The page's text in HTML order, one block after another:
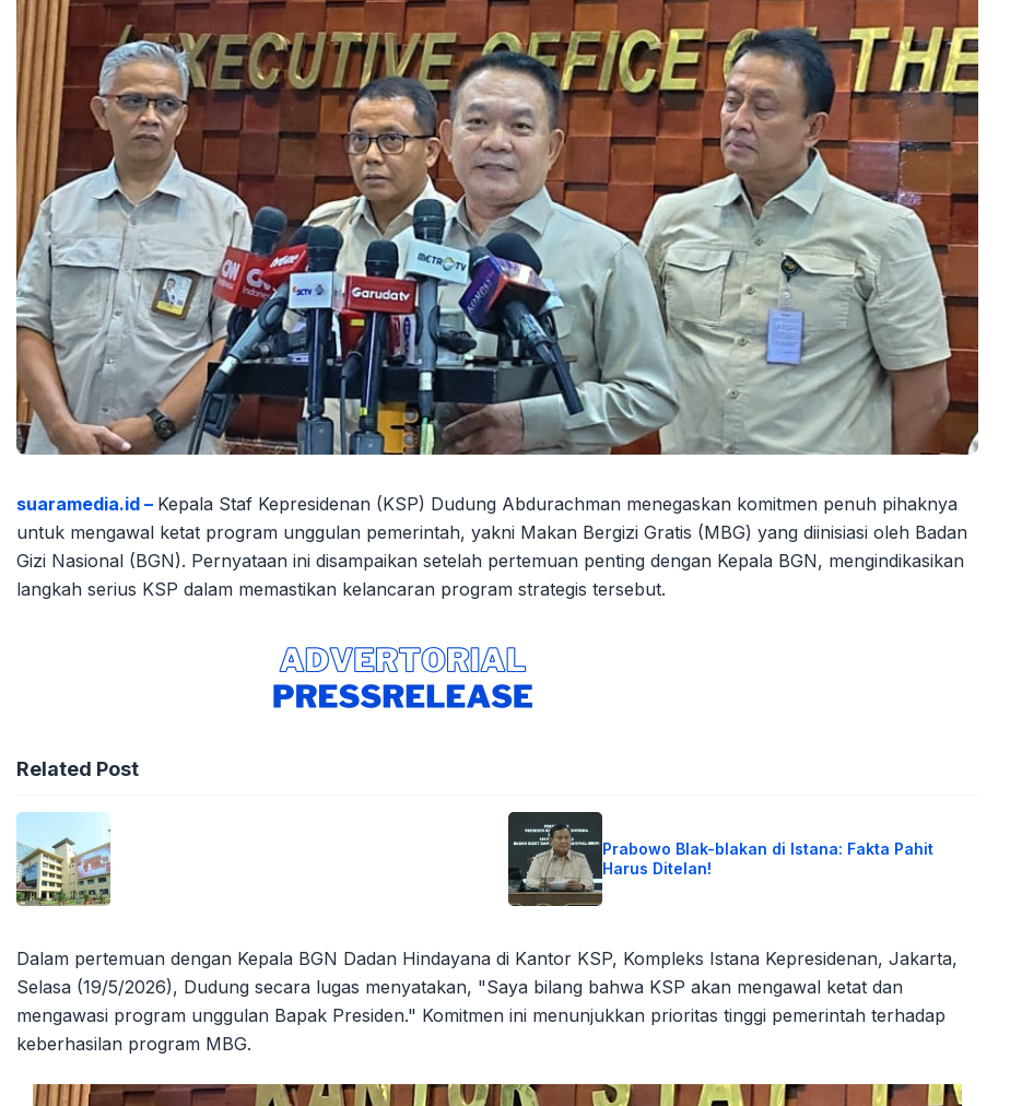
suaramedia.id – Kepala Staf Kepresidenan (KSP) Dudung Abdurachman menegaskan komitmen penuh pihaknya
untuk mengawal ketat program unggulan pemerintah, yakni Makan Bergizi Gratis (MBG) yang diinisiasi oleh Badan
Gizi Nasional (BGN). Pernyataan ini disampaikan setelah pertemuan penting dengan Kepala BGN, mengindikasikan
langkah serius KSP dalam memastikan kelancaran program strategis tersebut.
Related Post
Prabowo Blak-blakan di Istana: Fakta Pahit
Harus Ditelan!
Dalam pertemuan dengan Kepala BGN Dadan Hindayana di Kantor KSP, Kompleks Istana Kepresidenan, Jakarta,
Selasa (19/5/2026), Dudung secara lugas menyatakan, "Saya bilang bahwa KSP akan mengawal ketat dan
mengawasi program unggulan Bapak Presiden." Komitmen ini menunjukkan prioritas tinggi pemerintah terhadap
keberhasilan program MBG.